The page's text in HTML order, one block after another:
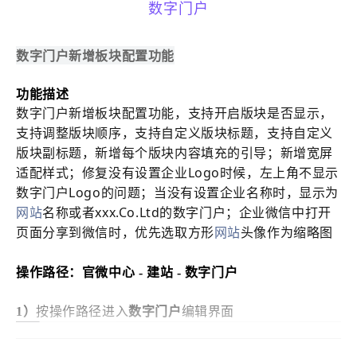
数字门户
数字门户新增板块配置功能
功能描述
数字门户新增板块配置功能，支持开启版块是否显示，
支持调整版块顺序，支持自定义版块标题，支持自定义
版块副标题，新增每个版块内容填充的引导；新增宽屏
适配样式；修复没有设置企业Logo时候，左上角不显示
数字门户Logo的问题；当没有设置企业名称时，显示为
网站名称或者xxx.Co.Ltd的数字门户；企业微信中打开
页面分享到微信时，优先选取方形网站头像作为缩略图
操作路径： 官微中心 - 建站 - 数字门户
1）按操作路径进入数字门户编辑界面